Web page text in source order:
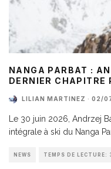
NANGA PARBAT :
DERNIER CHAPITRE
LILIAN MARTINEZ · 02/
Le 30 juin 2026, Andrzej
intégrale à ski du Nanga
NEWS TEMPS DE LECTURE: